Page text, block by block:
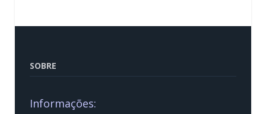
SOBRE
Informações: